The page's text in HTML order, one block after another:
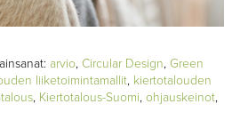
arvio, Circular Design, Green
liiketoimintamallit, kiertotalouden
, Kiertotalous-Suomi, ohjauskeinot,